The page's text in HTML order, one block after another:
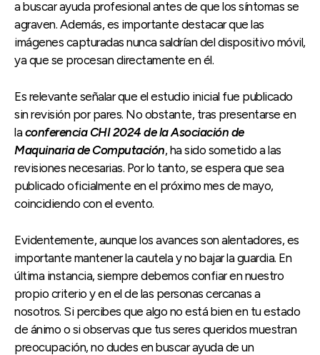
a buscar ayuda profesional antes de que los síntomas se
agraven. Además, es importante destacar que las
imágenes capturadas nunca saldrían del dispositivo móvil,
ya que se procesan directamente en él.
Es relevante señalar que el estudio inicial fue publicado
sin revisión por pares. No obstante, tras presentarse en
laconferencia CHI 2024 de la Asociación de
Maquinaria de Computación, ha sido sometido a las
revisiones necesarias. Por lo tanto, se espera que sea
publicado oficialmente en el próximo mes de mayo,
coincidiendo con el evento.
Evidentemente, aunque los avances son alentadores, es
importante mantener la cautela y no bajar la guardia. En
última instancia, siempre debemos confiar en nuestro
propio criterio y en el de las personas cercanas a
nosotros. Si percibes que algo no está bien en tu estado
de ánimo o si observas que tus seres queridos muestran
preocupación, no dudes en buscar ayuda de un